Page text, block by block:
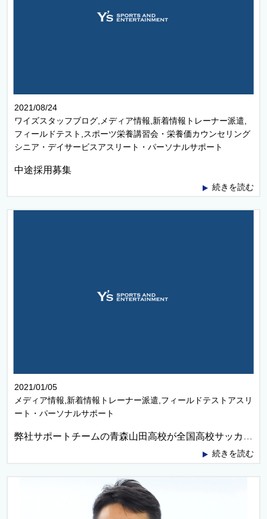
2021/08/24
ワイズスタッフブログ,メディア情報,新着情報トレーナー派遣,
フィールドテスト,スポーツ栄養講習会・栄養価カウンセリング
シニア・デイサービスアスリート・パーソナルサポート
中途採用募集
続きを読む
2021/01/05
メディア情報,新着情報トレーナー派遣,フィールドテストアスリ
ート・パーソナルサポート
弊社サポートチームの青森山田高校が全国高校サッカー選手権大会の準決勝に勝ち進みました！！
続きを読む